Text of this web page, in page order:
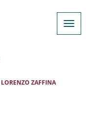
LORENZO ZAFFINA